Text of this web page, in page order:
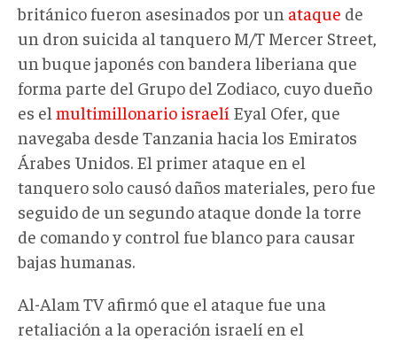
británico fueron asesinados por un ataque de
un dron suicida al tanquero M/T Mercer Street,
un buque japonés con bandera liberiana que
forma parte del Grupo del Zodiaco, cuyo dueño
es el multimillonario israelí Eyal Ofer, que
navegaba desde Tanzania hacia los Emiratos
Árabes Unidos. El primer ataque en el
tanquero solo causó daños materiales, pero fue
seguido de un segundo ataque donde la torre
de comando y control fue blanco para causar
bajas humanas.
Al-Alam TV afirmó que el ataque fue una
retaliación a la operación israelí en el